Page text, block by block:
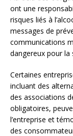
ont une
risques liés à
messages de
communications
dangereux pour
Certaines
incluant des
des associations
obligatoires,
l’entreprise et
des